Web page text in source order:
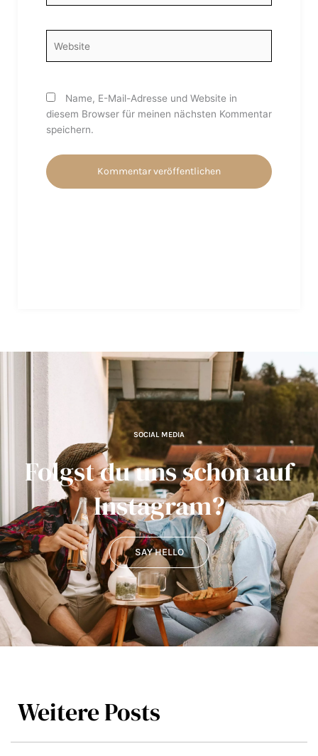
Name, E-Mail-Adresse und Website in
diesem Browser für meinen nächsten Kommentar
speichern.
SOCIAL MEDIA
Folgst du uns schon auf
Instagram?
SAY HELLO
Weitere Posts